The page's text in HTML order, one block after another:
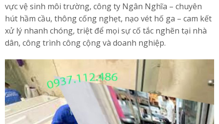
vực vệ sinh môi trường, công ty Ngân Nghĩa – chuyên
hút hầm cầu, thông cống nghẹt, nạo vét hố ga – cam kết
xử lý nhanh chóng, triệt để mọi sự cố tắc nghẽn tại nhà
dân, công trình công cộng và doanh nghiệp.